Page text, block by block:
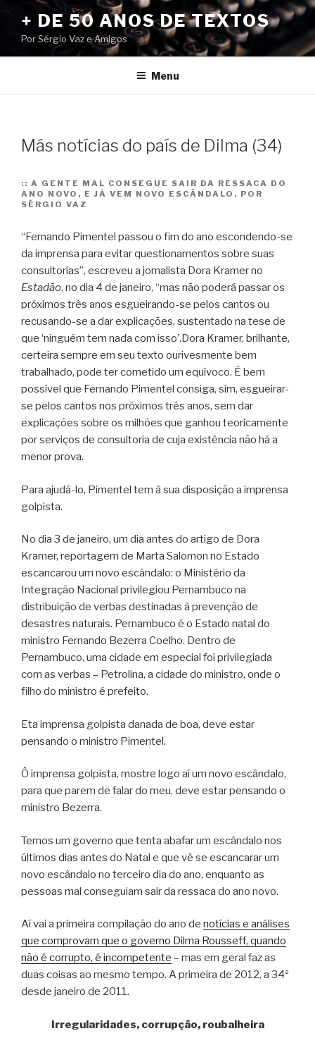
conteúdo
+ DE 50 ANOS DE TEXTOS
Por Sérgio Vaz e Amigos
Menu
Más notícias do país de Dilma (34)
:: A GENTE MAL CONSEGUE SAIR DA RESSACA DO
ANO NOVO, E JÁ VEM NOVO ESCÂNDALO. POR
SÉRGIO VAZ
“Fernando Pimentel passou o fim do ano escondendo-se
da imprensa para evitar questionamentos sobre suas
consultorias”, escreveu a jornalista Dora Kramer no
Estadão, no dia 4 de janeiro, “mas não poderá passar os
próximos três anos esgueirando-se pelos cantos ou
recusando-se a dar explicações, sustentado na tese de
que ‘ninguém tem nada com isso’.Dora Kramer, brilhante,
certeira sempre em seu texto ourivesmente bem
trabalhado, pode ter cometido um equívoco. É bem
possível que Fernando Pimentel consiga, sim, esgueirar-
se pelos cantos nos próximos três anos, sem dar
explicações sobre os milhões que ganhou teoricamente
por serviços de consultoria de cuja existência não há a
menor prova.
Para ajudá-lo, Pimentel tem à sua disposição a imprensa
golpista.
No dia 3 de janeiro, um dia antes do artigo de Dora
Kramer, reportagem de Marta Salomon no Estado
escancarou um novo escândalo: o Ministério da
Integração Nacional privilegiou Pernambuco na
distribuição de verbas destinadas à prevenção de
desastres naturais. Pernambuco é o Estado natal do
ministro Fernando Bezerra Coelho. Dentro de
Pernambuco, uma cidade em especial foi privilegiada
com as verbas – Petrolina, a cidade do ministro, onde o
filho do ministro é prefeito.
Eta imprensa golpista danada de boa, deve estar
pensando o ministro Pimentel.
Ô imprensa golpista, mostre logo aí um novo escândalo,
para que parem de falar do meu, deve estar pensando o
ministro Bezerra.
Temos um governo que tenta abafar um escândalo nos
últimos dias antes do Natal e que vê se escancarar um
novo escândalo no terceiro dia do ano, enquanto as
pessoas mal conseguiam sair da ressaca do ano novo.
Aí vai a primeira compilação do ano de notícias e análises
que comprovam que o governo Dilma Rousseff, quando
não é corrupto, é incompetente – mas em geral faz as
duas coisas ao mesmo tempo. A primeira de 2012, a 34ª
desde janeiro de 2011.
Irregularidades, corrupção, roubalheira